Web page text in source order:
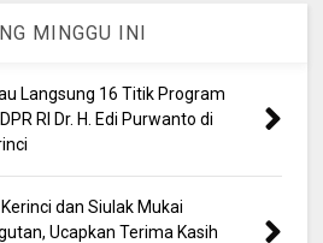
MINGGU INI
Langsung 16 Titik Program
RI Dr. H. Edi Purwanto di
dan Siulak Mukai
Ucapkan Terima Kasih